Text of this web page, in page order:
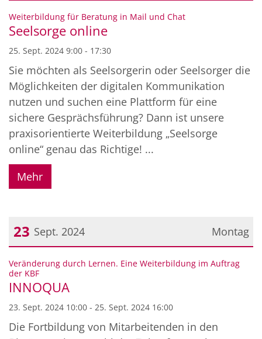
Datum: 25. September 2024
Weiterbildung für Beratung in Mail und Chat:
Seelsorge online
25. Sept. 2024 9:00 - 17:30
Sie möchten als Seelsorgerin oder Seelsorger die
Möglichkeiten der digitalen Kommunikation
nutzen und suchen eine Plattform für eine
sichere Gesprächsführung? Dann ist unsere
praxisorientierte Weiterbildung „Seelsorge
online“ genau das Richtige! ...
Mehr
Montag
23 Sept. 2024
Datum: 23. September 2024
Veränderung durch Lernen. Eine Weiterbildung im Auftrag
der KBF:
INNOQUA
23. Sept. 2024 10:00 - 25. Sept. 2024 16:00
Die Fortbildung von Mitarbeitenden in den